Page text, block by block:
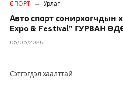
СПОРТ Урлаг
Авто спорт сонирхогчдын
Expo & Festival” ГУРВАН
05/05/2026
Сэтгэгдэл хаалттай